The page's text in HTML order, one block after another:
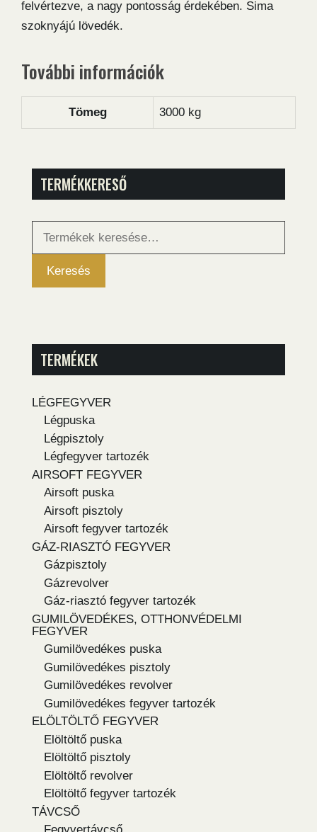
felvértezve, a nagy pontosság érdekében. Sima
szoknyájú lövedék.
További információk
Tömeg 3000 kg
TERMÉKKERESŐ
Keresés
Keresés
TERMÉKEK
LÉGFEGYVER
Légpuska
Légpisztoly
Légfegyver tartozék
AIRSOFT FEGYVER
Airsoft puska
Airsoft pisztoly
Airsoft fegyver tartozék
GÁZ-RIASZTÓ FEGYVER
Gázpisztoly
Gázrevolver
Gáz-riasztó fegyver tartozék
GUMILÖVEDÉKES, OTTHONVÉDELMI
FEGYVER
Gumilövedékes puska
Gumilövedékes pisztoly
Gumilövedékes revolver
Gumilövedékes fegyver tartozék
ELÖLTÖLTŐ FEGYVER
Elöltöltő puska
Elöltöltő pisztoly
Elöltöltő revolver
Elöltöltő fegyver tartozék
TÁVCSŐ